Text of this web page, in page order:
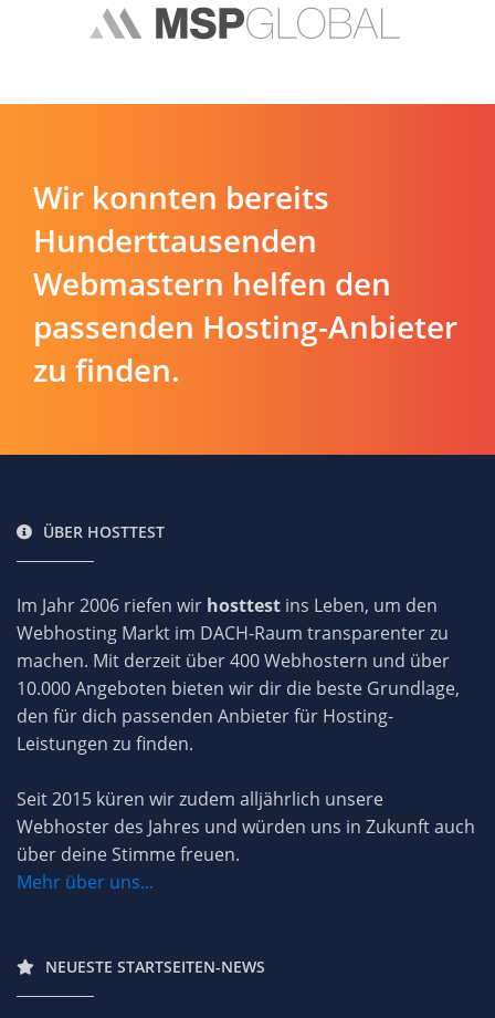
Wir konnten bereits
Hunderttausenden
Webmastern helfen den
passenden Hosting-Anbieter
zu finden.
ÜBER HOSTTEST
Im Jahr 2006 riefen wir hosttest ins Leben, um den
Webhosting Markt im DACH-Raum transparenter zu
machen. Mit derzeit über 400 Webhostern und über
10.000 Angeboten bieten wir dir die beste Grundlage,
den für dich passenden Anbieter für Hosting-
Leistungen zu finden.
Seit 2015 küren wir zudem alljährlich unsere
Webhoster des Jahres und würden uns in Zukunft auch
über deine Stimme freuen.
Mehr über uns...
NEUESTE STARTSEITEN-NEWS